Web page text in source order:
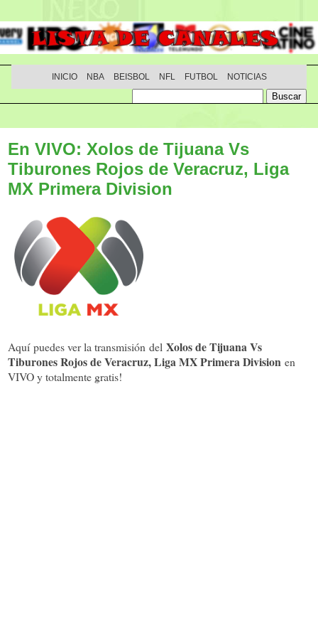
INICIO NBA BEISBOL NFL FUTBOL NOTICIAS
En VIVO: Xolos de Tijuana Vs
Tiburones Rojos de Veracruz, Liga
MX Primera Division
Aquí puedes ver la transmisión del Xolos de Tijuana Vs
Tiburones Rojos de Veracruz, Liga MX Primera Division en
VIVO y totalmente gratis!